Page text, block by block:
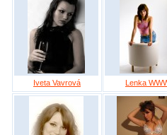
Iveta Vavrová Lenka